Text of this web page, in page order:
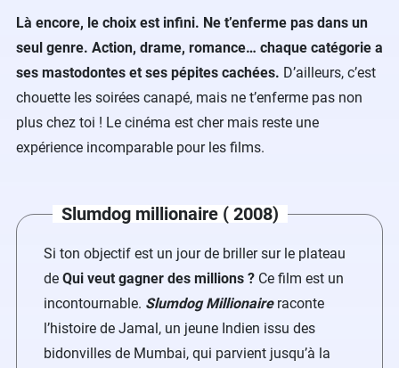
Là encore, le choix est infini. Ne t’enferme pas dans un
seul genre. Action, drame, romance… chaque catégorie a
ses mastodontes et ses pépites cachées. D’ailleurs, c’est
chouette les soirées canapé, mais ne t’enferme pas non
plus chez toi ! Le cinéma est cher mais reste une
expérience incomparable pour les films.
Slumdog millionaire ( 2008)
Si ton objectif est un jour de briller sur le plateau
de Qui veut gagner des millions ? Ce film est un
incontournable. Slumdog Millionaireraconte
l’histoire de Jamal, un jeune Indien issu des
bidonvilles de Mumbai, qui parvient jusqu’à la